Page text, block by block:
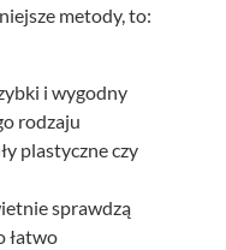
metody, to:
i wygodny
rodzaju
plastyczne czy
sprawdzą
łatwo